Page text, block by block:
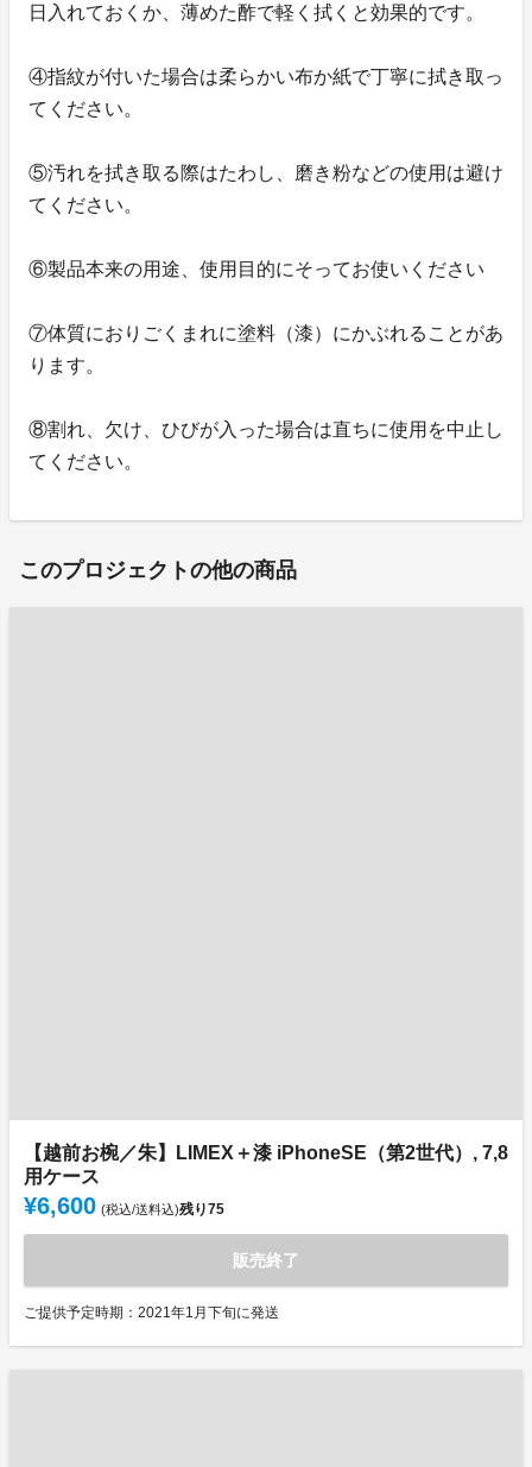
日入れておくか、薄めた酢で軽く拭くと効果的です。
④指紋が付いた場合は柔らかい布か紙で丁寧に拭き取っ
てください。
⑤汚れを拭き取る際はたわし、磨き粉などの使用は避け
てください。
⑥製品本来の用途、使用目的にそってお使いください
⑦体質におりごくまれに塗料（漆）にかぶれることがあ
ります。
⑧割れ、欠け、ひびが入った場合は直ちに使用を中止し
てください。
このプロジェクトの他の商品
【越前お椀／朱】LIMEX＋漆 iPhoneSE（第2世代）, 7,8
用ケース
¥6,600 (税込/送料込)残り75
販売終了
ご提供予定時期：2021年1月下旬に発送